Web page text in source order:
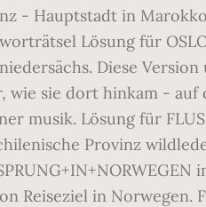
- Hauptstadt in
Lösung für
Diese
wie sie dort hinkam -
musik. Lösung für
Provinz
Reiseziel in